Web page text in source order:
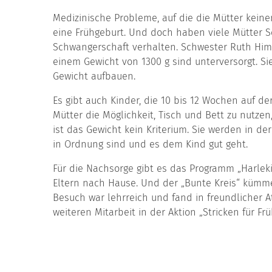
Medizinische Probleme, auf die die Mütter
eine Frühgeburt. Und doch haben viele Mütter
Schwangerschaft verhalten. Schwester Ruth
einem Gewicht von 1300 g sind unterversorgt.
Gewicht aufbauen.
Es gibt auch Kinder, die 10 bis 12 Wochen auf
Mütter die Möglichkeit, Tisch und Bett zu
ist das Gewicht kein Kriterium. Sie werden in
in Ordnung sind und es dem Kind gut geht.
Für die Nachsorge gibt es das Programm
Eltern nach Hause. Und der „Bunte Kreis“
Besuch war lehrreich und fand in freundlicher
weiteren Mitarbeit in der Aktion „Stricken für